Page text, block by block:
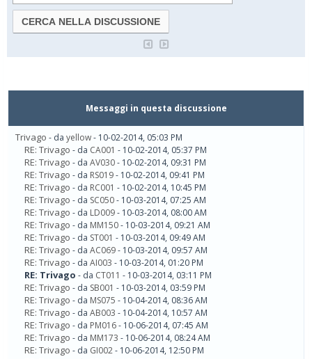
Messaggi in questa discussione
Trivago - da yellow- 10-02-2014, 05:03 PM
RE: Trivago - da CA001 - 10-02-2014, 05:37 PM
RE: Trivago - da AV030- 10-02-2014, 09:31 PM
RE: Trivago - da RS019- 10-02-2014, 09:41 PM
RE: Trivago - da RC001 - 10-02-2014, 10:45 PM
RE: Trivago - da SC050- 10-03-2014, 07:25 AM
RE: Trivago - da LD009- 10-03-2014, 08:00 AM
RE: Trivago - da MM150- 10-03-2014, 09:21 AM
RE: Trivago - da ST001 - 10-03-2014, 09:49 AM
RE: Trivago - da AC069- 10-03-2014, 09:57 AM
RE: Trivago - da AI003 - 10-03-2014, 01:20 PM
RE: Trivago - da CT011 - 10-03-2014, 03:11 PM
RE: Trivago - da SB001 - 10-03-2014, 03:59 PM
RE: Trivago - da MS075 - 10-04-2014, 08:36 AM
RE: Trivago - da AB003 - 10-04-2014, 10:57 AM
RE: Trivago - da PM016- 10-06-2014, 07:45 AM
RE: Trivago - da MM173 - 10-06-2014, 08:24 AM
RE: Trivago - da GI002- 10-06-2014, 12:50 PM